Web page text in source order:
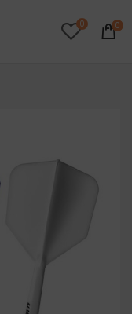
0 0